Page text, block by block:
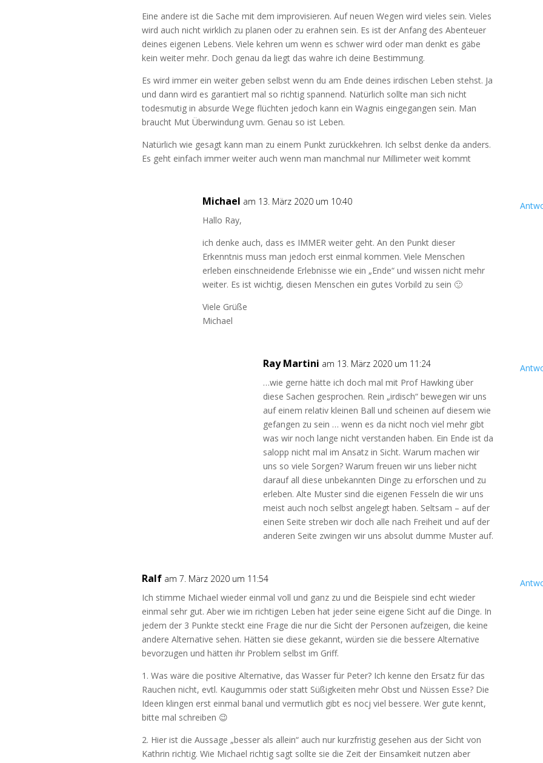
Eine andere ist die Sache mit dem improvisieren. Auf neuen Wegen wird vieles sein. Vieles
wird auch nicht wirklich zu planen oder zu erahnen sein. Es ist der Anfang des Abenteuer
deines eigenen Lebens. Viele kehren um wenn es schwer wird oder man denkt es gäbe
kein weiter mehr. Doch genau da liegt das wahre ich deine Bestimmung.
Es wird immer ein weiter geben selbst wenn du am Ende deines irdischen Leben stehst. Ja
und dann wird es garantiert mal so richtig spannend. Natürlich sollte man sich nicht
todesmutig in absurde Wege flüchten jedoch kann ein Wagnis eingegangen sein. Man
braucht Mut Überwindung uvm. Genau so ist Leben.
Natürlich wie gesagt kann man zu einem Punkt zurückkehren. Ich selbst denke da anders.
Es geht einfach immer weiter auch wenn man manchmal nur Millimeter weit kommt
Michael am 13. März 2020 um 10:40
Hallo Ray,
ich denke auch, dass es IMMER weiter geht. An den Punkt dieser
Erkenntnis muss man jedoch erst einmal kommen. Viele Menschen
erleben einschneidende Erlebnisse wie ein „Ende“ und wissen nicht mehr
weiter. Es ist wichtig, diesen Menschen ein gutes Vorbild zu sein 🙂
Viele Grüße
Michael
Ray Martini am 13. März 2020 um 11:24
…wie gerne hätte ich doch mal mit Prof Hawking über
diese Sachen gesprochen. Rein „irdisch“ bewegen wir uns
auf einem relativ kleinen Ball und scheinen auf diesem wie
gefangen zu sein … wenn es da nicht noch viel mehr gibt
was wir noch lange nicht verstanden haben. Ein Ende ist da
salopp nicht mal im Ansatz in Sicht. Warum machen wir
uns so viele Sorgen? Warum freuen wir uns lieber nicht
darauf all diese unbekannten Dinge zu erforschen und zu
erleben. Alte Muster sind die eigenen Fesseln die wir uns
meist auch noch selbst angelegt haben. Seltsam – auf der
einen Seite streben wir doch alle nach Freiheit und auf der
anderen Seite zwingen wir uns absolut dumme Muster auf.
Ralf am 7. März 2020 um 11:54
Ich stimme Michael wieder einmal voll und ganz zu und die Beispiele sind echt wieder
einmal sehr gut. Aber wie im richtigen Leben hat jeder seine eigene Sicht auf die Dinge. In
jedem der 3 Punkte steckt eine Frage die nur die Sicht der Personen aufzeigen, die keine
andere Alternative sehen. Hätten sie diese gekannt, würden sie die bessere Alternative
bevorzugen und hätten ihr Problem selbst im Griff.
1. Was wäre die positive Alternative, das Wasser für Peter? Ich kenne den Ersatz für das
Rauchen nicht, evtl. Kaugummis oder statt Süßigkeiten mehr Obst und Nüssen Esse? Die
Ideen klingen erst einmal banal und vermutlich gibt es nocj viel bessere. Wer gute kennt,
bitte mal schreiben 😉
2. Hier ist die Aussage „besser als allein“ auch nur kurzfristig gesehen aus der Sicht von
Kathrin richtig. Wie Michael richtig sagt sollte sie die Zeit der Einsamkeit nutzen aber